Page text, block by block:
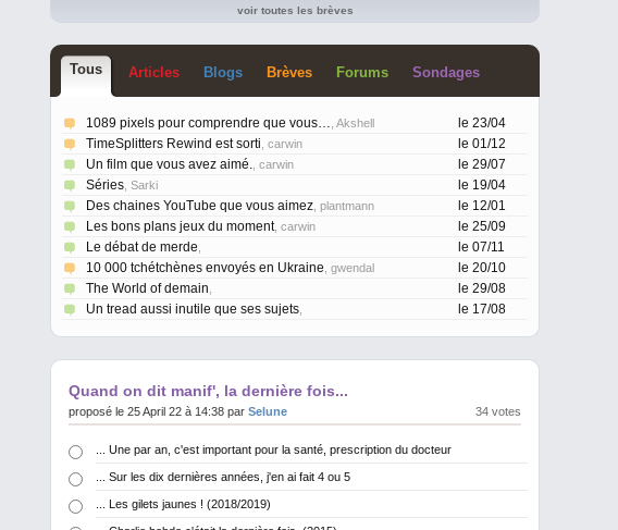
voir toutes les brèves
Tous Articles Blogs Brèves Forums Sondages
le 23/04
1089 pixels pour comprendre que vous… , Akshell
le 01/12
TimeSplitters Rewind est sorti , carwin
le 29/07
Un film que vous avez aimé. , carwin
le 19/04
Séries , Sarki
le 12/01
Des chaines YouTube que vous aimez , plantmann
le 25/09
Les bons plans jeux du moment, carwin
le 07/11
Le débat de merde
le 20/10
10 000 tchétchènes envoyés en Ukraine , gwendal
le 29/08
The World of demain
le 17/08
Un tread aussi inutile que ses sujets
Quand on dit manif', la dernière fois...
34 votes
proposé le 25 April 22 à 14:38 par Selune
... Une par an, c'est important pour la santé, prescription du docteur
... Sur les dix dernières années, j'en ai fait 4 ou 5
... Les gilets jaunes ! (2018/2019)